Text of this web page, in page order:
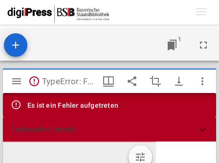
1
Mirador
Viewer
TypeError: Failed to fetch
Es ist ein Fehler aufgetreten
Technische Details